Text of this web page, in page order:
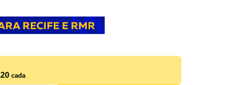
elaborada super extra tipo P.U.1.
a produção deste produto vêm de árvores
preservando a tradição do mate.
cada